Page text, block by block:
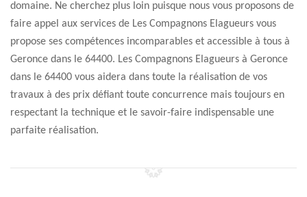
domaine. Ne cherchez plus loin puisque nous vous proposons de
faire appel aux services de Les Compagnons Elagueurs vous
propose ses compétences incomparables et accessible à tous à
Geronce dans le 64400. Les Compagnons Elagueurs à Geronce
dans le 64400 vous aidera dans toute la réalisation de vos
travaux à des prix défiant toute concurrence mais toujours en
respectant la technique et le savoir-faire indispensable une
parfaite réalisation.